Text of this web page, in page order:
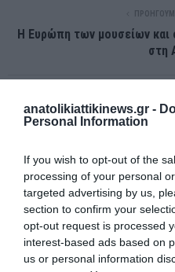
anatolikiattikinews.gr -
Personal Information
If you wish to opt-out of the
processing of your personal
targeted advertising by us,
section to confirm your
opt-out request is processed
interest-based ads based on
us or personal information
Η Ευρώπη των μουσείων και
στη
Μασκ: Τελειώνει η τύχη του
ΣΧΕΤΙΚΈΣ ΑΝΑΡΤΉΣΕΙΣ